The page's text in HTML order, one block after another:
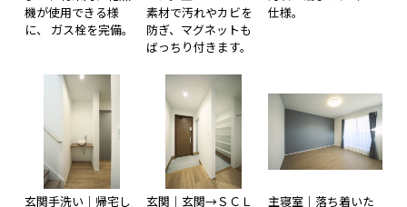
機が使用できる様
に、 ガス栓を完備。
素材で汚れやカビを
防ぎ、マグネットも
ばっちり付きます。
仕様。
玄関手洗い｜帰宅し
玄関｜玄関→ＳＣＬ
主寝室｜落ち着いた